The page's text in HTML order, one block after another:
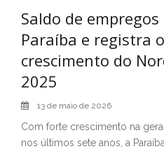
Saldo de empregos
Paraíba e registra
crescimento do
2025
13 de maio de 2026
Com forte crescimento na
nos últimos sete anos, a